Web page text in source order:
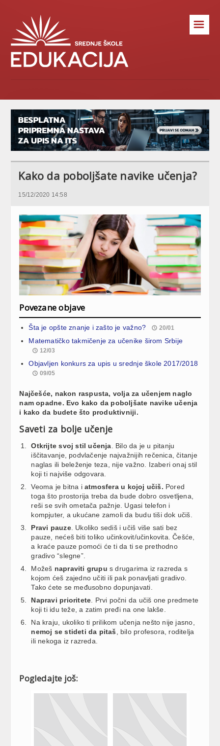
☰
Kako da poboljšate navike učenja?
15/12/2020 14:58
Povezane objave
Šta je opšte znanje i zašto je važno? 20/01
Matematičko takmičenje za učenike širom Srbije
12/03
Objavljen konkurs za upis u srednje škole 2017/2018
09/05
Najčešće, nakon raspusta, volja za učenjem naglo
nam opadne. Evo kako da poboljšate navike učenja
i kako da budete što produktivniji.
Saveti za bolje učenje
Otkrijte svoj stil učenja . Bilo da je u pitanju
iščitavanje, podvlačenje najvažnijih rečenica, čitanje
naglas ili beleženje teza, nije važno. Izaberi onaj stil
koji ti najviše odgovara.
Veoma je bitna i atmosfera u kojoj učiš. Pored
toga što prostorija treba da bude dobro osvetljena,
reši se svih ometača pažnje. Ugasi telefon i
kompjuter, a ukućane zamoli da budu tiši dok učiš.
Pravi pauze. Ukoliko sediš i učiš više sati bez
pauze, nećeš biti toliko učinkovit/učinkovita. Češće,
a kraće pauze pomoći će ti da ti se prethodno
gradivo “slegne”.
Možeš napraviti grupu s drugarima iz razreda s
kojom ćeš zajedno učiti ili pak ponavljati gradivo.
Tako ćete se međusobno dopunjavati.
Napravi prioritete . Prvi počni da učiš one predmete
koji ti idu teže, a zatim pređi na one lakše.
Na kraju, ukoliko ti prilikom učenja nešto nije jasno,
nemoj se stideti da pitaš
, bilo profesora, roditelja
ili nekoga iz razreda.
Pogledajte još: